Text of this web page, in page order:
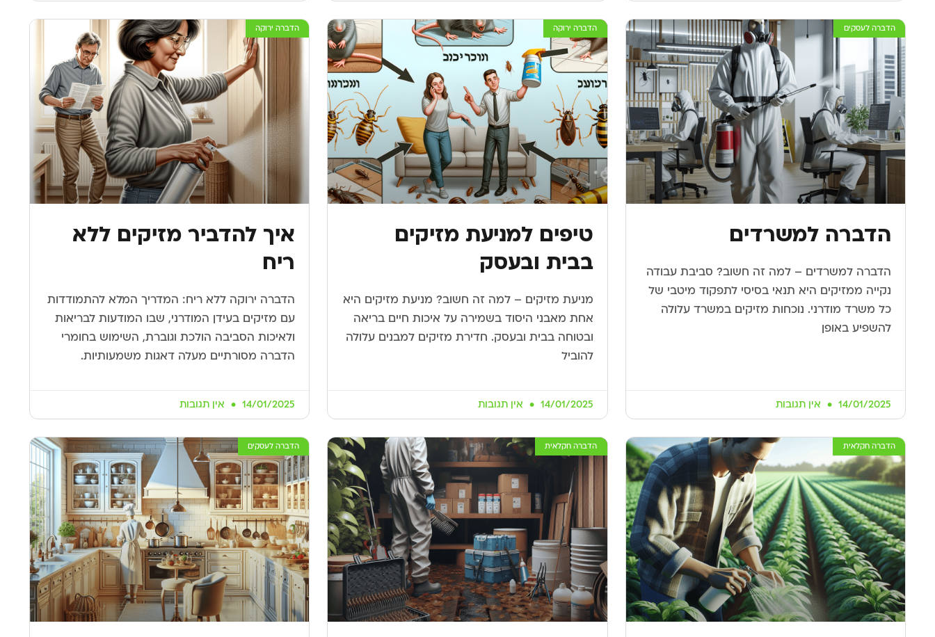
הדברה לעסקים
הדברה למשרדים
הדברה למשרדים – למה זה חשוב? סביבת עבודה
נקייה ממזיקים היא תנאי בסיסי לתפקוד מיטבי של
כל משרד מודרני. נוכחות מזיקים במשרד עלולה
להשפיע באופן
14/01/2025 אין תגובות
הדברה ירוקה
טיפים למניעת מזיקים
בבית ובעסק
מניעת מזיקים – למה זה חשוב? מניעת מזיקים היא
אחת מאבני היסוד בשמירה על איכות חיים בריאה
ובטוחה בבית ובעסק. חדירת מזיקים למבנים עלולה
להוביל
14/01/2025 אין תגובות
הדברה ירוקה
איך להדביר מזיקים ללא
ריח
הדברה ירוקה ללא ריח: המדריך המלא להתמודדות
עם מזיקים בעידן המודרני, שבו המודעות לבריאות
ולאיכות הסביבה הולכת וגוברת, השימוש בחומרי
הדברה מסורתיים מעלה דאגות משמעותיות.
14/01/2025 אין תגובות
הדברה חקלאית הדברה חקלאית הדברה לעסקים